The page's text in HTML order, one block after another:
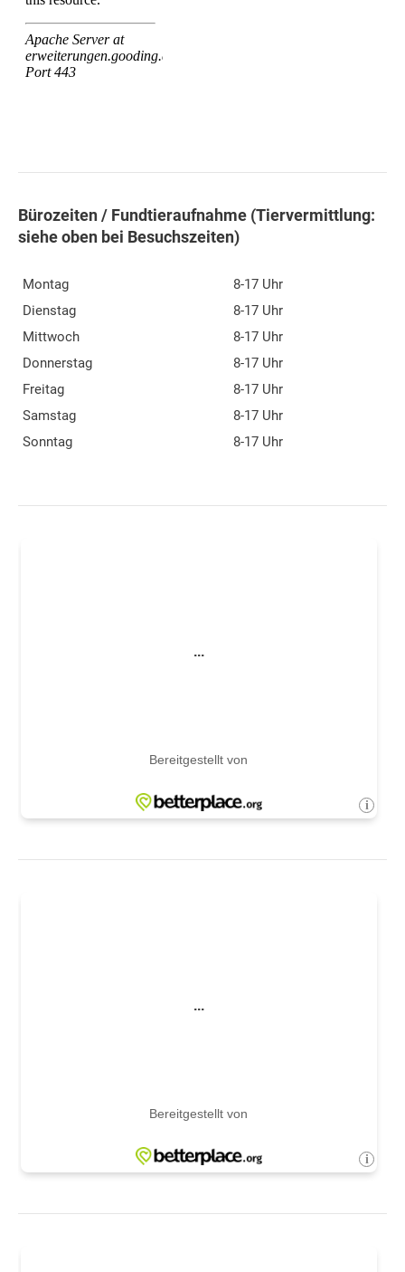
Bürozeiten / Fundtieraufnahme (Tiervermittlung:
siehe oben bei Besuchszeiten)
Montag
8-17 Uhr
Dienstag
8-17 Uhr
Mittwoch
8-17 Uhr
Donnerstag
8-17 Uhr
Freitag
8-17 Uhr
Samstag
8-17 Uhr
Sonntag
8-17 Uhr